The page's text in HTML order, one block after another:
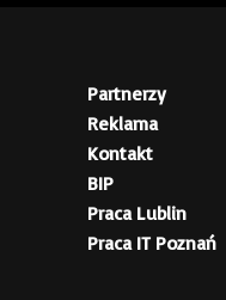
Partnerzy
Reklama
Kontakt
BIP
Praca Lublin
Praca IT Poznań